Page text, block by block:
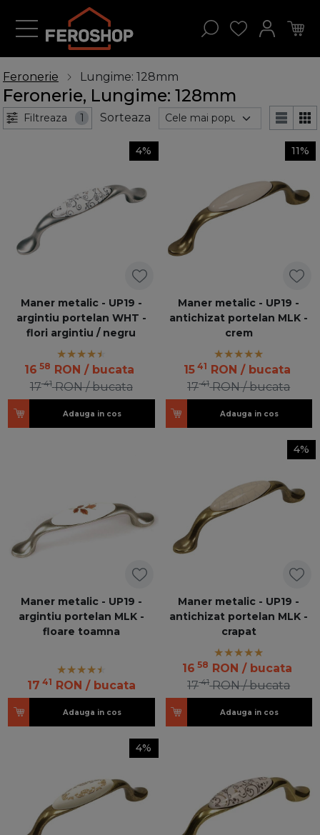
Feronerie Lungime: 128mm
Feronerie, Lungime: 128mm
Filtreaza 1 Sorteaza
4%
Maner metalic - UP19 -
argintiu portelan WHT -
flori argintiu / negru
16 58 RON / bucata
1741 RON / bucata
Adauga in cos
11%
Maner metalic - UP19 -
antichizat portelan MLK -
crem
15 41 RON / bucata
1741 RON / bucata
Adauga in cos
Maner metalic - UP19 -
argintiu portelan MLK -
floare toamna
17 41 RON / bucata
Adauga in cos
4%
Maner metalic - UP19 -
antichizat portelan MLK -
crapat
16 58 RON / bucata
1741 RON / bucata
Adauga in cos
4%